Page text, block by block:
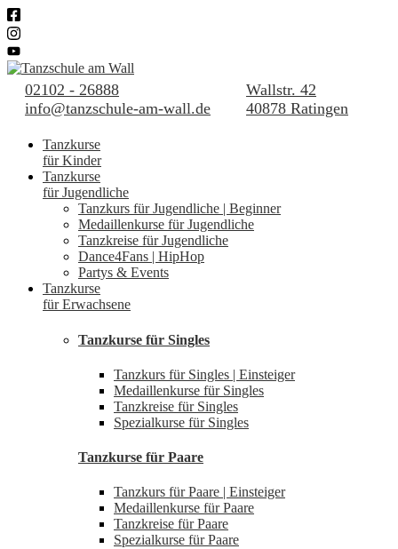
02102 - 26888
info@tanzschule-am-wall.de
Wallstr. 42
40878 Ratingen
Tanzkurse
für Kinder
Tanzkurse
für Jugendliche
Tanzkurs für Jugendliche | Beginner
Medaillenkurse für Jugendliche
Tanzkreise für Jugendliche
Dance4Fans | HipHop
Partys & Events
Tanzkurse
für Erwachsene
Tanzkurse für Singles
Tanzkurs für Singles | Einsteiger
Medaillenkurse für Singles
Tanzkreise für Singles
Spezialkurse für Singles
Tanzkurse für Paare
Tanzkurs für Paare | Einsteiger
Medaillenkurse für Paare
Tanzkreise für Paare
Spezialkurse für Paare